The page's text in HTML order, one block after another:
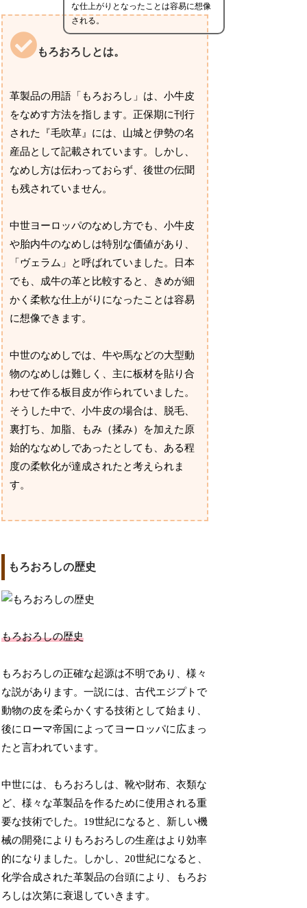
な仕上がりとなったことは容易に想像
される。
もろおろしとは。
革製品の用語「もろおろし」は、小牛皮
をなめす方法を指します。正保期に刊行
された『毛吹草』には、山城と伊勢の名
産品として記載されています。しかし、
なめし方は伝わっておらず、後世の伝聞
も残されていません。
中世ヨーロッパのなめし方でも、小牛皮
や胎内牛のなめしは特別な価値があり、
「ヴェラム」と呼ばれていました。日本
でも、成牛の革と比較すると、きめが細
かく柔軟な仕上がりになったことは容易
に想像できます。
中世のなめしでは、牛や馬などの大型動
物のなめしは難しく、主に板材を貼り合
わせて作る板目皮が作られていました。
そうした中で、小牛皮の場合は、脱毛、
裏打ち、加脂、もみ（揉み）を加えた原
始的ななめしであったとしても、ある程
度の柔軟化が達成されたと考えられま
す。
もろおろしの歴史
もろおろしの歴史
もろおろしの正確な起源は不明であり、様々
な説があります。一説には、古代エジプトで
動物の皮を柔らかくする技術として始まり、
後にローマ帝国によってヨーロッパに広まっ
たと言われています。
中世には、もろおろしは、靴や財布、衣類な
ど、様々な革製品を作るために使用される重
要な技術でした。19世紀になると、新しい機
械の開発によりもろおろしの生産はより効率
的になりました。しかし、20世紀になると、
化学合成された革製品の台頭により、もろお
ろしは次第に衰退していきます。